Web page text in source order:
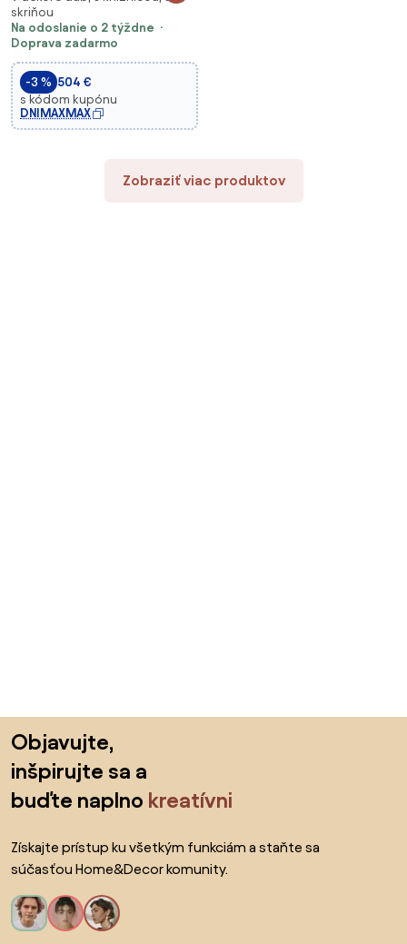
skriňou
Na odoslanie o 2 týždne
Doprava zadarmo
-3 % 504 €
s kódom kupónu
DNIMAXMAX
Zobraziť viac produktov
Objavujte,
inšpirujte sa a
buďte naplno kreatívni
Získajte prístup ku všetkým funkciám a staňte sa
súčasťou Home&Decor komunity.